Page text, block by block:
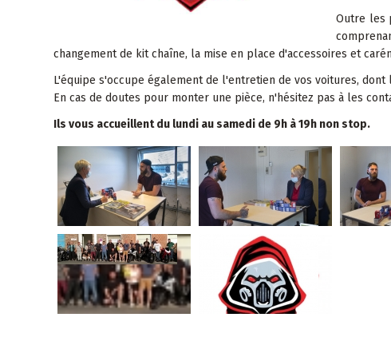
Outre les
changement de kit chaîne, la mise en place d'accessoires et
L'équipe s'occupe également de l'entretien de vos voitures, dont
En cas de doutes pour monter une pièce, n'hésitez pas à les
Ils vous accueillentdu lundi au samedi de 9h à 19h non stop.